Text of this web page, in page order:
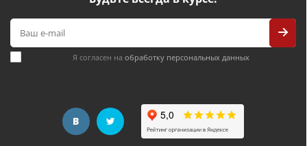
Я согласен на обработку персональных данных